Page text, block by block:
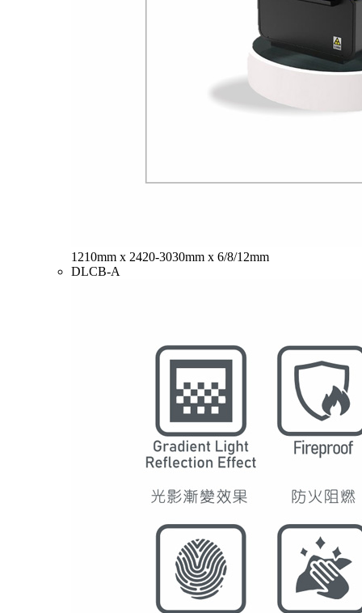
1210mm x 2420-3030mm x 6/8/12mm
DLCB-A